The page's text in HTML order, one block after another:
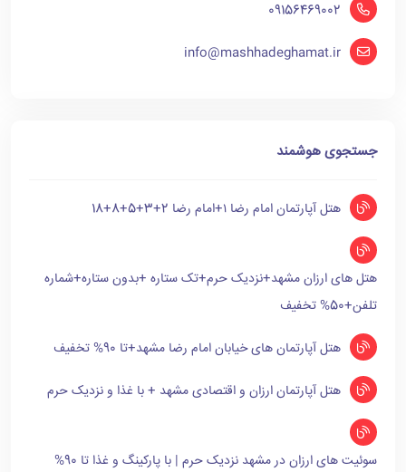
09156469002
info@mashhadeghamat.ir
جستجوی هوشمند
هتل آپارتمان امام رضا ۱+امام رضا 2+3+5+8+18
هتل های ارزان مشهد+نزدیک حرم+تک ستاره +بدون ستاره+شماره
تلفن+50% تخفیف
هتل آپارتمان های خیابان امام رضا مشهد+تا 90% تخفیف
هتل آپارتمان ارزان و اقتصادی مشهد + با غذا و نزدیک حرم
سوئیت های ارزان در مشهد نزدیک حرم | با پارکینگ و غذا تا 90%